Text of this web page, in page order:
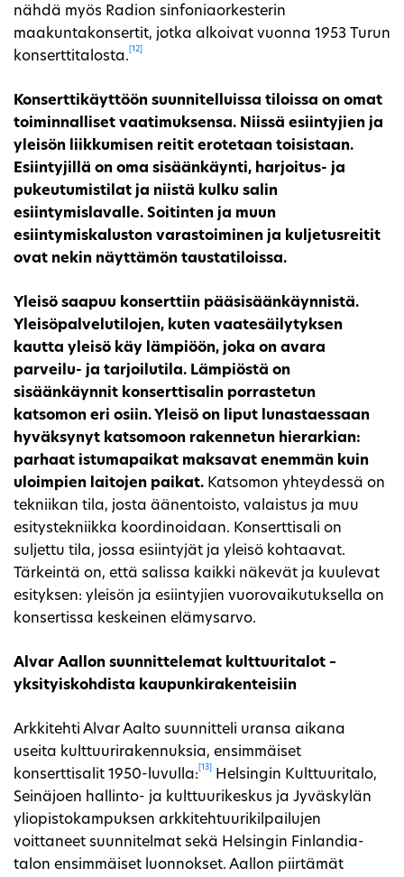
nähdä myös Radion sinfoniaorkesterin
maakuntakonsertit, jotka alkoivat vuonna 1953 Turun
konserttitalosta.
[12]
Konserttikäyttöön suunnitelluissa tiloissa on omat
toiminnalliset vaatimuksensa. Niissä esiintyjien ja
yleisön liikkumisen reitit erotetaan toisistaan.
Esiintyjillä on oma sisäänkäynti, harjoitus- ja
pukeutumistilat ja niistä kulku salin
esiintymislavalle. Soitinten ja muun
esiintymiskaluston varastoiminen ja kuljetusreitit
ovat nekin näyttämön taustatiloissa.
Yleisö saapuu konserttiin pääsisäänkäynnistä.
Yleisöpalvelutilojen, kuten vaatesäilytyksen
kautta yleisö käy lämpiöön, joka on avara
parveilu- ja tarjoilutila. Lämpiöstä on
sisäänkäynnit konserttisalin porrastetun
katsomon eri osiin. Yleisö on liput lunastaessaan
hyväksynyt katsomoon rakennetun hierarkian:
parhaat istumapaikat maksavat enemmän kuin
uloimpien laitojen paikat. Katsomon yhteydessä on
tekniikan tila, josta äänentoisto, valaistus ja muu
esitystekniikka koordinoidaan. Konserttisali on
suljettu tila, jossa esiintyjät ja yleisö kohtaavat.
Tärkeintä on, että salissa kaikki näkevät ja kuulevat
esityksen: yleisön ja esiintyjien vuorovaikutuksella on
konsertissa keskeinen elämysarvo.
Alvar Aallon suunnittelemat kulttuuritalot –
yksityiskohdista kaupunkirakenteisiin
Arkkitehti Alvar Aalto suunnitteli uransa aikana
useita kulttuurirakennuksia, ensimmäiset
konserttisalit 1950-luvulla:
[13]
Helsingin Kulttuuritalo,
Seinäjoen hallinto- ja kulttuurikeskus ja Jyväskylän
yliopistokampuksen arkkitehtuurikilpailujen
voittaneet suunnitelmat sekä Helsingin Finlandia-
talon ensimmäiset luonnokset. Aallon piirtämät